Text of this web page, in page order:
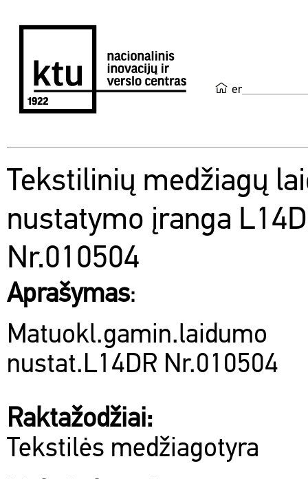
en
Tekstilinių medžiagų
nustatymo įranga
Nr.010504
Aprašymas:
nustat.L14DR Nr.010504
Raktažodžiai:
Tekstilės medžiagotyra